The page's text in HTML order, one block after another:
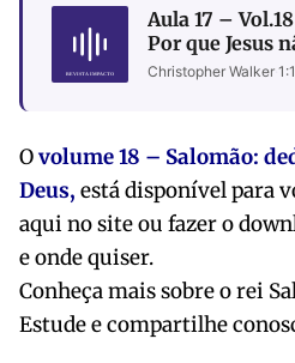
Aula 17 –
Por que Jesus
voltou ainda?
Christopher Walker
Ovolume 18 – Salomão:
Deus, está disponível para
aqui no site ou fazer o
e onde quiser.
Conheça mais sobre o rei
Estude e compartilhe